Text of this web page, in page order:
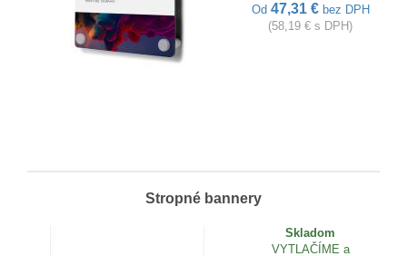
Od 47,31 € bez DPH
(58,19 € s DPH)
Stropné bannery
Skladom
VYTLAČÍME a